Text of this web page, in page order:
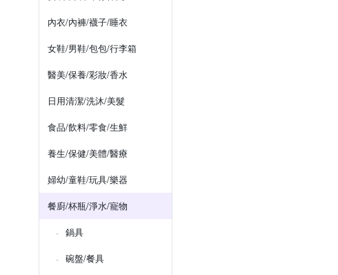
內衣/內褲/襪子/睡衣
女鞋/男鞋/包包/行李箱
醫美/保養/彩妝/香水
日用清潔/洗沐/美髮
食品/飲料/零食/生鮮
養生/保健/美體/醫療
婦幼/童鞋/玩具/樂器
餐廚/杯瓶/淨水/寵物
鍋具
碗盤/餐具